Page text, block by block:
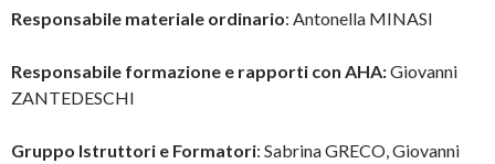
Responsabile materiale ordinario: Antonella MINASI
Responsabile formazione e rapporti con AHA:Giovanni
ZANTEDESCHI
Gruppo Istruttori e Formatori: Sabrina GRECO, Giovanni